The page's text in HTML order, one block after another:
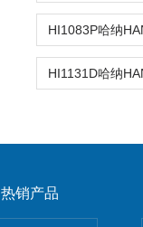
热销产品